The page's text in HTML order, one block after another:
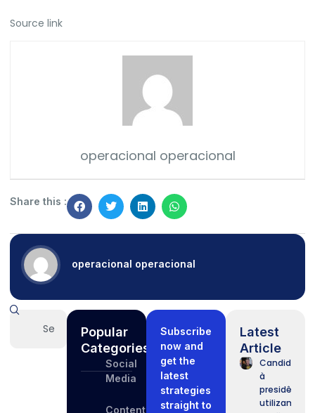
Source link
operacional operacional
Share this :
operacional operacional
Popular
Categories
Social
Media
Content
Subscribe
now and
get the
latest
strategies
straight to
Latest
Article
Candidatos
à
presidência
utilizam IA